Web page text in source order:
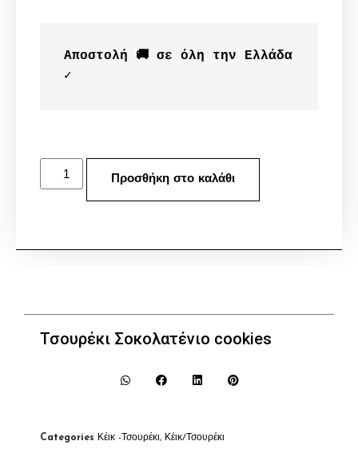
Αποστολή 🚚 σε όλη την Ελλάδα
✓
Προσθήκη στο καλάθι
Τσουρέκι Σοκολατένιο cookies
Categories Κέικ -Τσουρέκι, Κέικ/Τσουρέκι